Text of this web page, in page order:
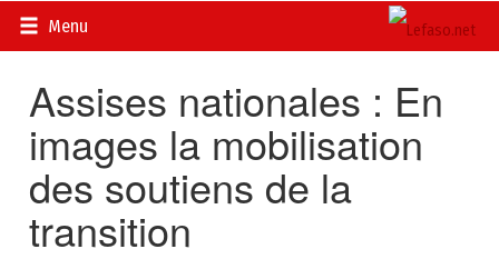
Menu
Accueil>
Assises nationales du 25
Assises nationales : En
images la mobilisation
des soutiens de la
transition